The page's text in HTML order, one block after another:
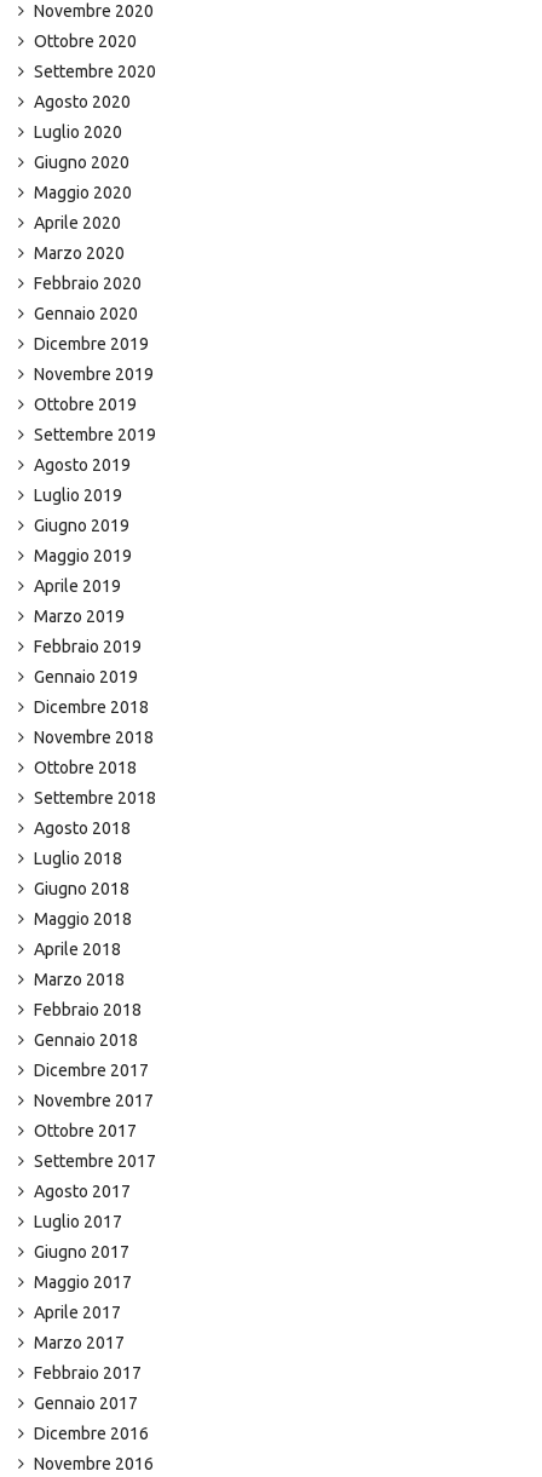
Novembre 2020
Ottobre 2020
Settembre 2020
Agosto 2020
Luglio 2020
Giugno 2020
Maggio 2020
Aprile 2020
Marzo 2020
Febbraio 2020
Gennaio 2020
Dicembre 2019
Novembre 2019
Ottobre 2019
Settembre 2019
Agosto 2019
Luglio 2019
Giugno 2019
Maggio 2019
Aprile 2019
Marzo 2019
Febbraio 2019
Gennaio 2019
Dicembre 2018
Novembre 2018
Ottobre 2018
Settembre 2018
Agosto 2018
Luglio 2018
Giugno 2018
Maggio 2018
Aprile 2018
Marzo 2018
Febbraio 2018
Gennaio 2018
Dicembre 2017
Novembre 2017
Ottobre 2017
Settembre 2017
Agosto 2017
Luglio 2017
Giugno 2017
Maggio 2017
Aprile 2017
Marzo 2017
Febbraio 2017
Gennaio 2017
Dicembre 2016
Novembre 2016